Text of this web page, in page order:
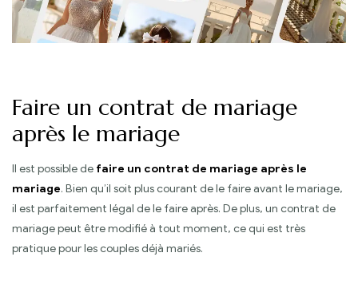
Faire un contrat de mariage
après le mariage
Il est possible de faire un contrat de mariage après le
mariage. Bien qu’il soit plus courant de le faire avant le mariage,
il est parfaitement légal de le faire après. De plus, un contrat de
mariage peut être modifié à tout moment, ce qui est très
pratique pour les couples déjà mariés.